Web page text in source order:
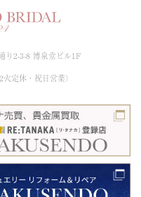
り2-3-8 博泉堂ビル1F
定休・祝日営業）